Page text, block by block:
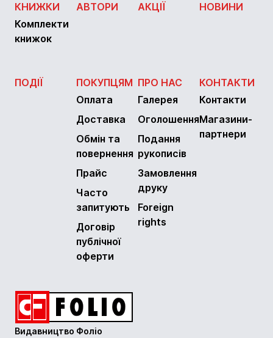
КНИЖКИ
Комплекти
книжок
АВТОРИ АКЦІЇ НОВИНИ
ПОДІЇ
ПОКУПЦЯМ
Оплата
Доставка
Обмін та
повернення
Прайс
Часто
запитують
Договір
публічної
оферти
ПРО НАС
Галерея
Оголошення
Подання
рукописів
Замовлення
друку
Foreign
rights
КОНТАКТИ
Контакти
Магазини-
партнери
Видавництво Фоліо